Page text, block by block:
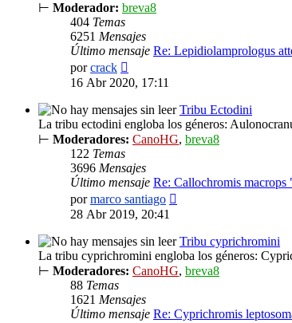
⊢ Moderador: breva8
404 Temas
6251 Mensajes
Último mensaje Re: Lepidiolamprologus
porcrack
último
mensaje
16 Abr 2020, 17:11
Tribu Ectodini
La tribu ectodini engloba los géneros:
⊢ Moderadores: CanoHG, breva8
122 Temas
3696 Mensajes
Último mensaje Re: Callochromis
pormarco santiago
28 Abr 2019, 20:41
Tribu cyprichromini
La tribu cyprichromini engloba los géneros:
⊢ Moderadores: CanoHG, breva8
88 Temas
1621 Mensajes
Último mensaje Re: Cyprichromis